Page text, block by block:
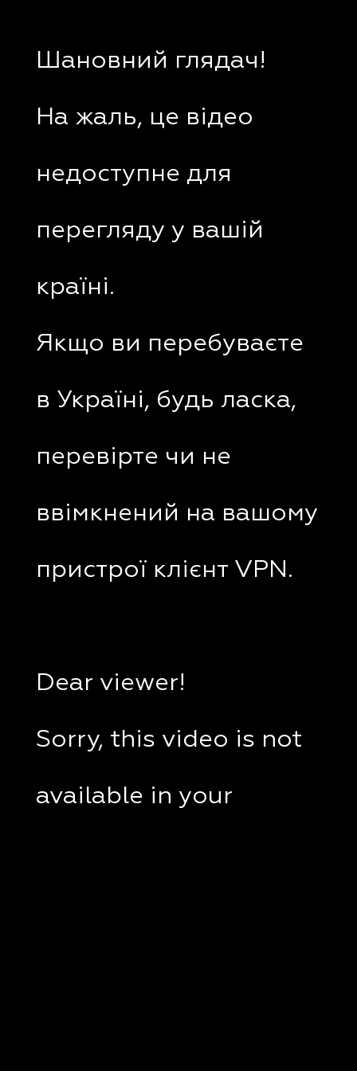
Шановний глядач!
На жаль, це відео
недоступне для
перегляду у вашій
країні.
Якщо ви перебуваєте
в Україні, будь ласка,
перевірте чи не
ввімкнений на вашому
пристрої клієнт VPN.
Dear viewer!
Sorry, this video is not
available in your